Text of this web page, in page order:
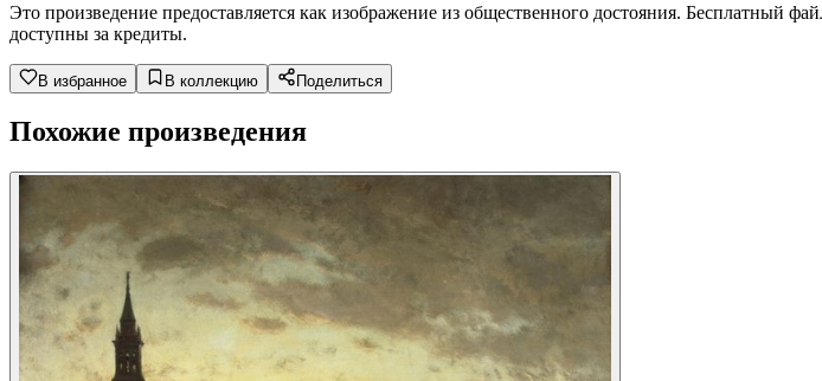
Это произведение предоставляется как изображение из общественного достояния. Бесплатный
доступны за кредиты.
В избранное В коллекцию Поделиться
Похожие произведения